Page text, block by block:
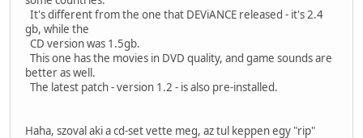
It's different from the one that DEViANCE released - it's 2.4
gb, while the
CD version was 1.5gb.
This one has the movies in DVD quality, and game sounds are
better as well.
The latest patch - version 1.2 - is also pre-installed.
Haha, szoval aki a cd-set vette meg, az tul keppen egy "rip"